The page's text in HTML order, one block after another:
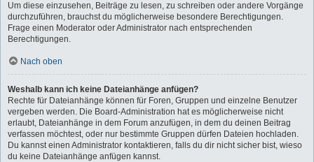
Um diese einzusehen, Beiträge zu lesen, zu schreiben oder andere Vorgänge
durchzuführen, brauchst du möglicherweise besondere Berechtigungen.
Frage einen Moderator oder Administrator nach entsprechenden
Berechtigungen.
Nach oben
Weshalb kann ich keine Dateianhänge anfügen?
Rechte für Dateianhänge können für Foren, Gruppen und einzelne Benutzer
vergeben werden. Die Board-Administration hat es möglicherweise nicht
erlaubt, Dateianhänge in dem Forum anzufügen, in dem du deinen Beitrag
verfassen möchtest, oder nur bestimmte Gruppen dürfen Dateien hochladen.
Du kannst einen Administrator kontaktieren, falls du dir nicht sicher bist, wieso
du keine Dateianhänge anfügen kannst.